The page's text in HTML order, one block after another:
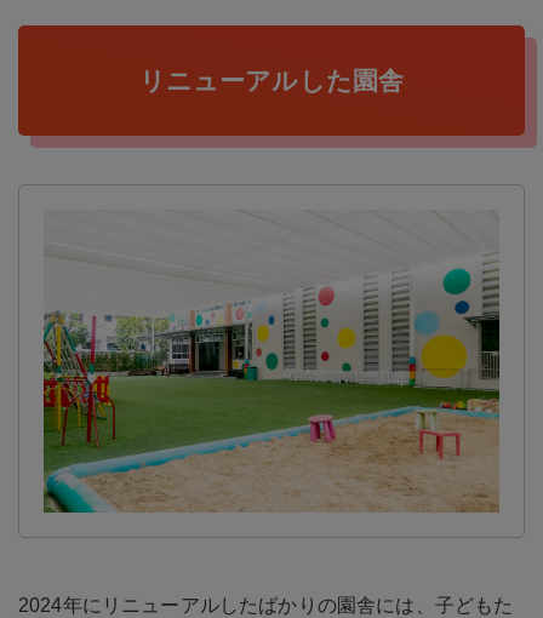
リニューアルした園舎
2024年にリニューアルしたばかりの園舎には、子どもた